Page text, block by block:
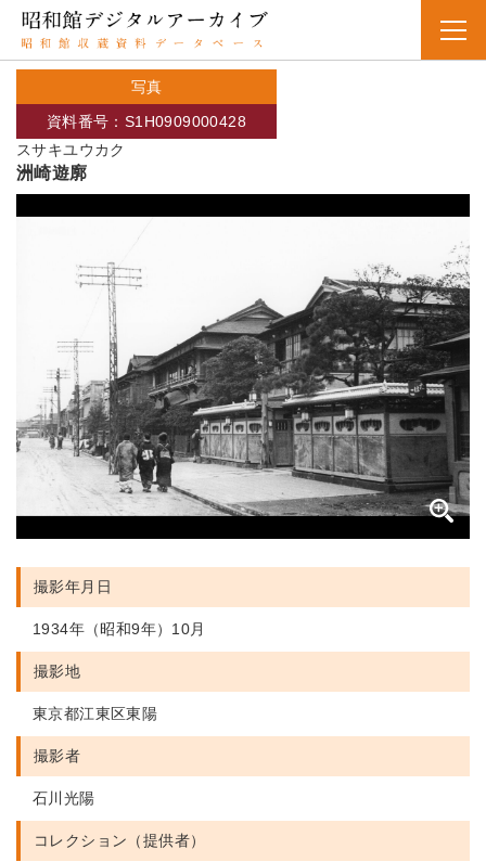
写真
スサキユウカク
資料番号：S1H0909000428
洲崎遊廓
撮影年月日
1934年（昭和9年）10月
撮影地
東京都江東区東陽
撮影者
石川光陽
コレクション（提供者）